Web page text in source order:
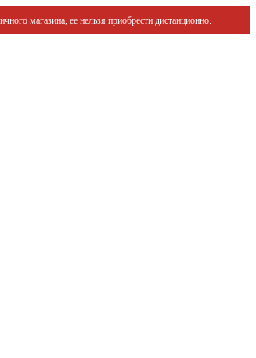
магазина, ее нельзя приобрести дистанционно.